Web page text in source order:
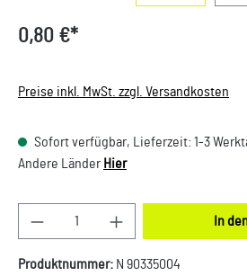
0,80 €*
Preise inkl. MwSt. zzgl. Versandkosten
Sofort verfügbar, Lieferzeit: 1-3
Andere Länder Hier
Produkt Anzahl: Gib den In
Produktnummer: N 90335004